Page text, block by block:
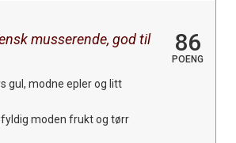
musserende, god til
86
POENG
gul, modne epler og litt
fyldig moden frukt og tørr